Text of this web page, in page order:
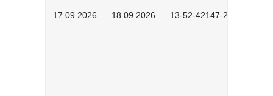
17.09.2026 18.09.2026 13-52-42147-2602